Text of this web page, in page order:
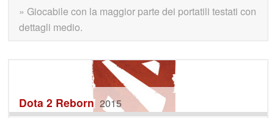
» Giocabile con la maggior parte dei portatili testati con
dettagli medio.
Dota 2 Reborn 2015